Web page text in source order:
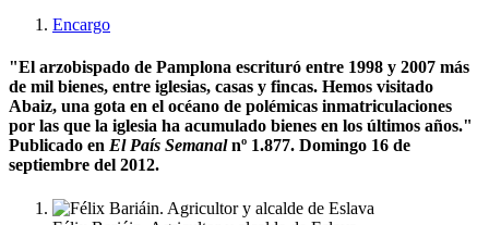
Encargo
"El arzobispado de Pamplona escrituró entre 1998 y 2007 más
de mil bienes, entre iglesias, casas y fincas. Hemos visitado
Abaiz, una gota en el océano de polémicas inmatriculaciones
por las que la iglesia ha acumulado bienes en los últimos años."
Publicado en El País Semanalnº 1.877. Domingo 16 de
septiembre del 2012.